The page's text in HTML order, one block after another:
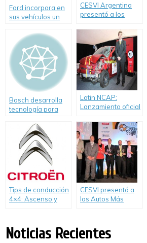
Ford incorpora en
sus vehículos un
velocidad para
contribuir a la
seguridad vial
CESVI Argentina
presentó a los
Bosch desarrolla
tecnología para
seguros.
Latin NCAP:
Lanzamiento oficial
III.
Tips de conducción
4×4: Ascenso y
CESVI presentó a
los Autos Más
Noticias Recientes